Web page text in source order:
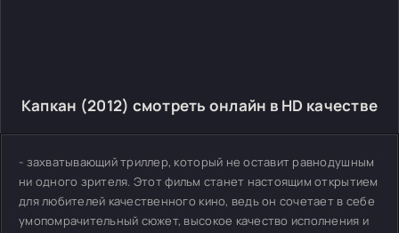
Капкан (2012) смотреть онлайн в HD качестве
- захватывающий триллер, который не оставит равнодушным
ни одного зрителя. Этот фильм станет настоящим открытием
для любителей качественного кино, ведь он сочетает в себе
умопомрачительный сюжет, высокое качество исполнения и